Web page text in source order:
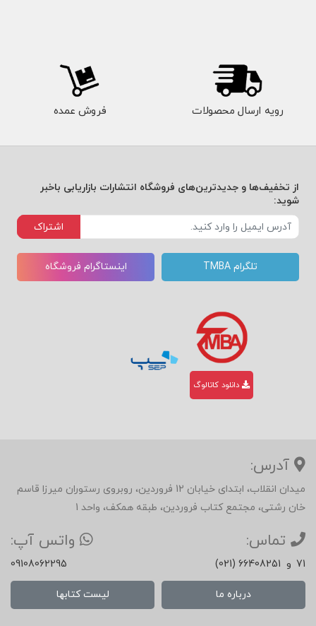
رویه ارسال محصولات فروش عمده
از تخفیف‌ها و جدیدترین‌های فروشگاه انتشارات بازاریابی باخبر
شوید:
اشتراک
تلگرام TMBA اینستاگرام فروشگاه
دانلود کاتالوگ
آدرس:
میدان انقلاب، ابتدای خیابان 12 فروردین، روبروی رستوران میرزا قاسم
خان رشتی، مجتمع کتاب فروردین، طبقه همکف، واحد 1
تماس:
(021) 66408251 و 71
واتس آپ:
09108062295
درباره ما لیست کتابها